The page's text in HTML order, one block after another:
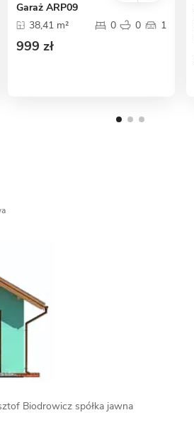
Garaż ARP09
38,41 m²
0 0 1
999 zł
Biodrowicz spółka jawna